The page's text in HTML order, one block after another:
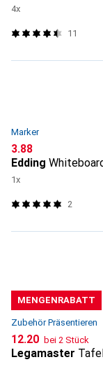
4x
11
Marker
CHF
3.88
Edding
1x
2
MENGENRABATT
Zubehör Präsentieren
CHF
12.20 bei 2 Stück
Legamaster